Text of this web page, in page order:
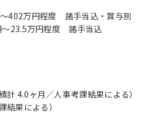
〜402万円程度 諸手当込・賞与別
〜23.5万円程度 諸手当込
計 4.0ヶ月／人事考課結果による）
結果による）